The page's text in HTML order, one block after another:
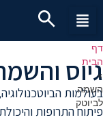
דף
הבית
»
השמה
לביוטק
גיוס
בעולמות
פיתוח התרופות